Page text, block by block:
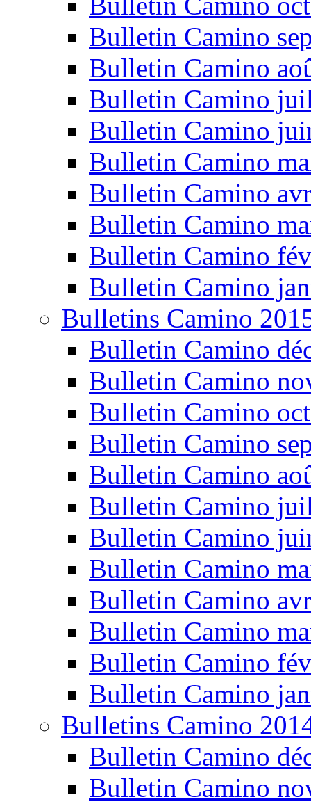
Bulletin Camino
Bulletin Camino
Bulletin Camino
Bulletin Camino
Bulletin Camino
Bulletin Camino
Bulletin Camino
Bulletin Camino
Bulletin Camino
Bulletins Camino
Bulletin Camino
Bulletin Camino
Bulletin Camino
Bulletin Camino
Bulletin Camino
Bulletin Camino
Bulletin Camino
Bulletin Camino
Bulletin Camino
Bulletin Camino
Bulletin Camino
Bulletin Camino
Bulletins Camino
Bulletin Camino
Bulletin Camino